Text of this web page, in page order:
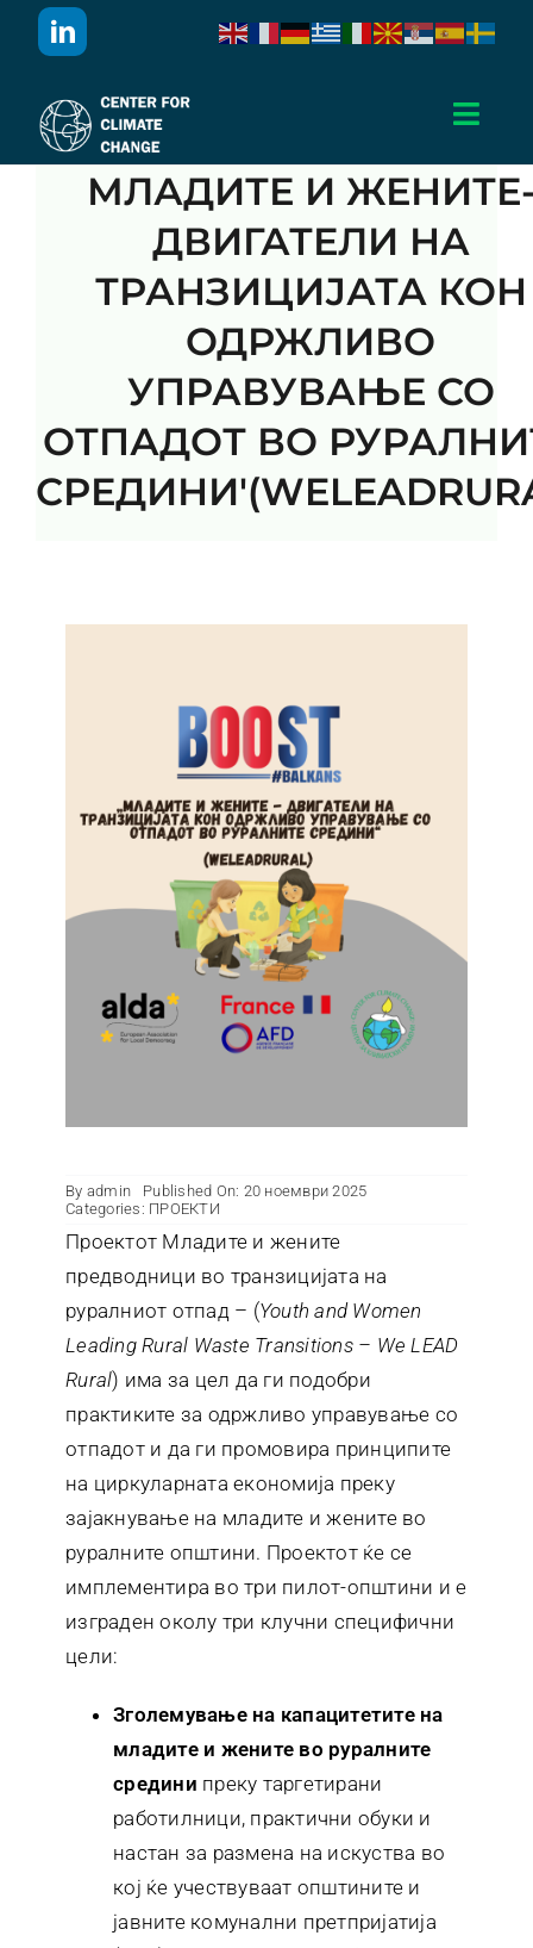
Публикации
МЛАДИТЕ И ЖЕНИТЕ-
ДВИГАТЕЛИ НА
ТРАНЗИЦИЈАТА КОН
ОДРЖЛИВО
УПРАВУВАЊЕ СО
ОТПАДОТ ВО
By admin
Published On: 20 ноември 2025
Categories: ПРОЕКТИ
Проектот Младите и жените
предводници во транзицијата на
руралниот отпад – (Youth and Women
Leading Rural Waste Transitions – We LEAD
Rural) има за цел да ги подобри
практиките за одржливо управување со
отпадот и да ги промовира принципите
на циркуларната економија преку
зајакнување на младите и жените во
руралните општини. Проектот ќе се
имплементира во три пилот-општини и е
изграден околу три клучни специфични
цели:
Зголемување на капацитетите на
младите и жените во руралните
средини преку таргетирани
работилници, практични обуки и
настан за размена на искуства во
кој ќе учествуваат општините и
јавните комунални претпријатија